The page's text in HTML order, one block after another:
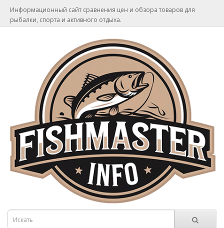
Информационный сайт сравнения цен и обзора товаров для
рыбалки, спорта и активного отдыха.